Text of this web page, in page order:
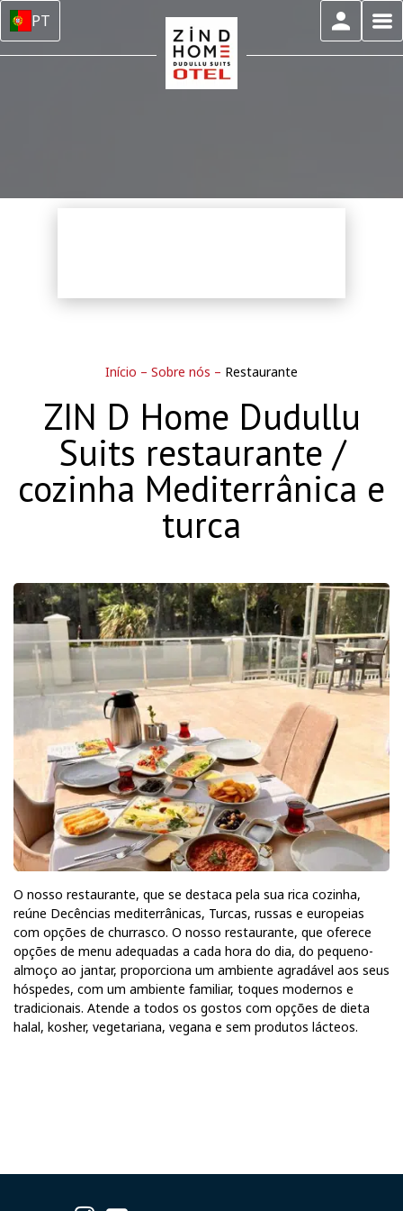
PT
Início – Sobre nós – Restaurante
ZIN D Home Dudullu
Suits restaurante /
cozinha Mediterrânica e
turca
O nosso restaurante, que se destaca pela sua rica cozinha,
reúne Decências mediterrânicas, Turcas, russas e europeias
com opções de churrasco. O nosso restaurante, que oferece
opções de menu adequadas a cada hora do dia, do pequeno-
almoço ao jantar, proporciona um ambiente agradável aos seus
hóspedes, com um ambiente familiar, toques modernos e
tradicionais. Atende a todos os gostos com opções de dieta
halal, kosher, vegetariana, vegana e sem produtos lácteos.